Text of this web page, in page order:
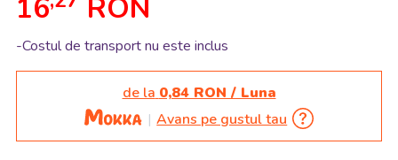
16 RON
-Costul de transport nu este inclus
de la 0,84 RON / Luna
Avans pe gustul tau